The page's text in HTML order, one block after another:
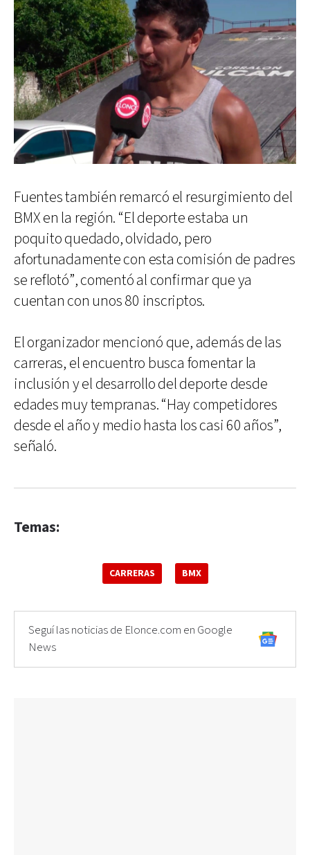
Fuentes también remarcó el resurgimiento del
BMX en la región. “El deporte estaba un
poquito quedado, olvidado, pero
afortunadamente con esta comisión de padres
se reflotó”, comentó al confirmar que ya
cuentan con unos 80 inscriptos.
El organizador mencionó que, además de las
carreras, el encuentro busca fomentar la
inclusión y el desarrollo del deporte desde
edades muy tempranas. “Hay competidores
desde el año y medio hasta los casi 60 años”,
señaló.
Temas:
CARRERAS BMX
Seguí las noticias de Elonce.com en Google
News